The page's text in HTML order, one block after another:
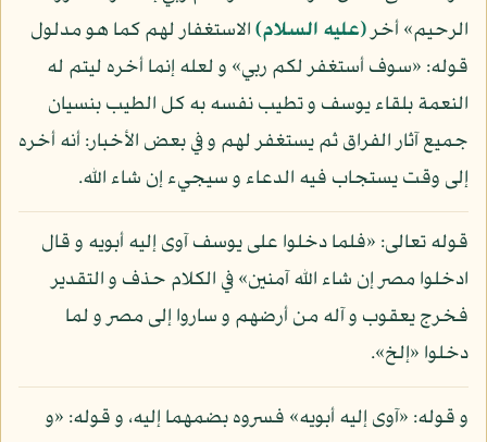
الرحيم» أخر(عليه السلام)الاستغفار لهم كما هو مدلول
قوله: «سوف أستغفر لكم ربي» و لعله إنما أخره ليتم له
النعمة بلقاء يوسف و تطيب نفسه به كل الطيب بنسيان
جميع آثار الفراق ثم يستغفر لهم و في بعض الأخبار: أنه أخره
إلى وقت يستجاب فيه الدعاء و سيجيء إن شاء الله.
قوله تعالى: «فلما دخلوا على يوسف آوى إليه أبويه و قال
ادخلوا مصر إن شاء الله آمنين» في الكلام حذف و التقدير
فخرج يعقوب و آله من أرضهم و ساروا إلى مصر و لما
دخلوا «إلخ».
و قوله: «آوى إليه أبويه» فسروه بضمهما إليه، و قوله: «و